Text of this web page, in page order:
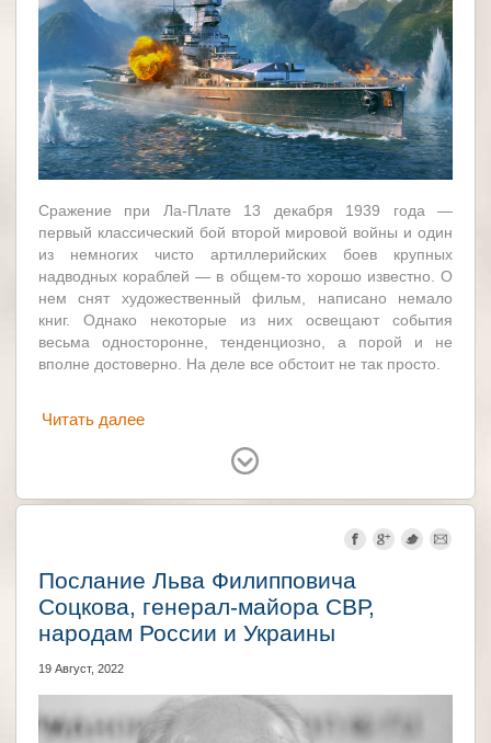
Сражение при Ла-Плате 13 декабря 1939 года —
первый классический бой второй мировой войны и один
из немногих чисто артиллерийских боев крупных
надводных кораблей — в общем-то хорошо известно. О
нем снят художественный фильм, написано немало
книг. Однако некоторые из них освещают события
весьма односторонне, тенденциозно, а порой и не
вполне достоверно. На деле все обстоит не так просто.
Читать далее
Германия Великобритания
Послание Льва Филипповича
Соцкова, генерал-майора СВР,
народам России и Украины
19 Август, 2022